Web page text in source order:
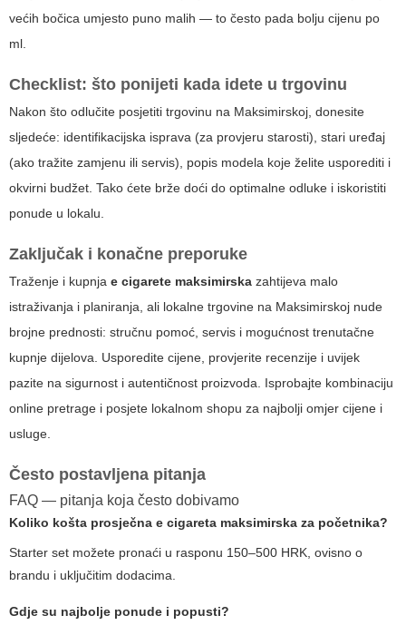
većih bočica umjesto puno malih — to često pada bolju cijenu po
ml.
Checklist: što ponijeti kada idete u trgovinu
Nakon što odlučite posjetiti trgovinu na Maksimirskoj, donesite
sljedeće: identifikacijska isprava (za provjeru starosti), stari uređaj
(ako tražite zamjenu ili servis), popis modela koje želite usporediti i
okvirni budžet. Tako ćete brže doći do optimalne odluke i iskoristiti
ponude u lokalu.
Zaključak i konačne preporuke
Traženje i kupnja e cigarete maksimirska zahtijeva malo
istraživanja i planiranja, ali lokalne trgovine na Maksimirskoj nude
brojne prednosti: stručnu pomoć, servis i mogućnost trenutačne
kupnje dijelova. Usporedite cijene, provjerite recenzije i uvijek
pazite na sigurnost i autentičnost proizvoda. Isprobajte kombinaciju
online pretrage i posjete lokalnom shopu za najbolji omjer cijene i
usluge.
Često postavljena pitanja
FAQ — pitanja koja često dobivamo
Koliko košta prosječna e cigareta maksimirska za početnika?
Starter set možete pronaći u rasponu 150–500 HRK, ovisno o
brandu i uključitim dodacima.
Gdje su najbolje ponude i popusti?